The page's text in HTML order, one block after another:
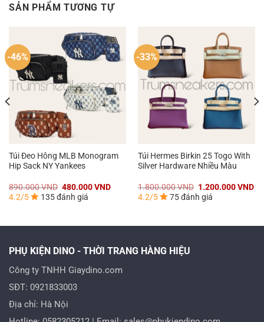
SẢN PHẨM TƯƠNG TỰ
-46%
Túi Đeo Hông MLB Monogram
Hip Sack NY Yankees
890.000VND Giá
gốc
là:
480.000VNDGiá
4.2/5 135 đánh giá
-33%
Túi Hermes Birkin 25 Togo With
Silver Hardware Nhiều Màu
1.800.000VND Giá
gốc
là:
1.200.000VND
4.2/5 75 đánh giá
PHỤ KIỆN DINO - THỜI TRANG HÀNG HIỆU
Công ty TNHH Giaydino.com
SĐT: 0921833003
Địa chỉ: Hà Nội